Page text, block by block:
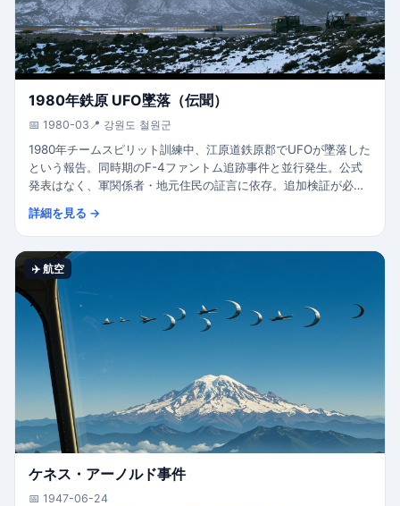
1980年鉄原 UFO墜落（伝聞）
📅 1980-03 📍 강원도 철원군
1980年チームスピリット訓練中、江原道鉄原郡でUFOが墜落した
という報告。同時期のF-4ファントム追跡事件と並行発生。公式
発表はなく、軍関係者・地元住民の証言に依存。追加検証が必
要。
詳細を見る →
✈️ 航空
ケネス・アーノルド事件
📅 1947-06-24